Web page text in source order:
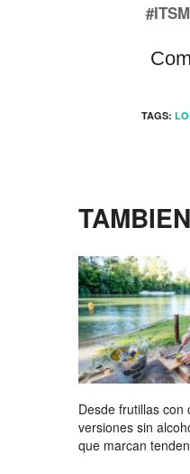
TAGS:
Desde frutillas con
versiones sin
que marcan